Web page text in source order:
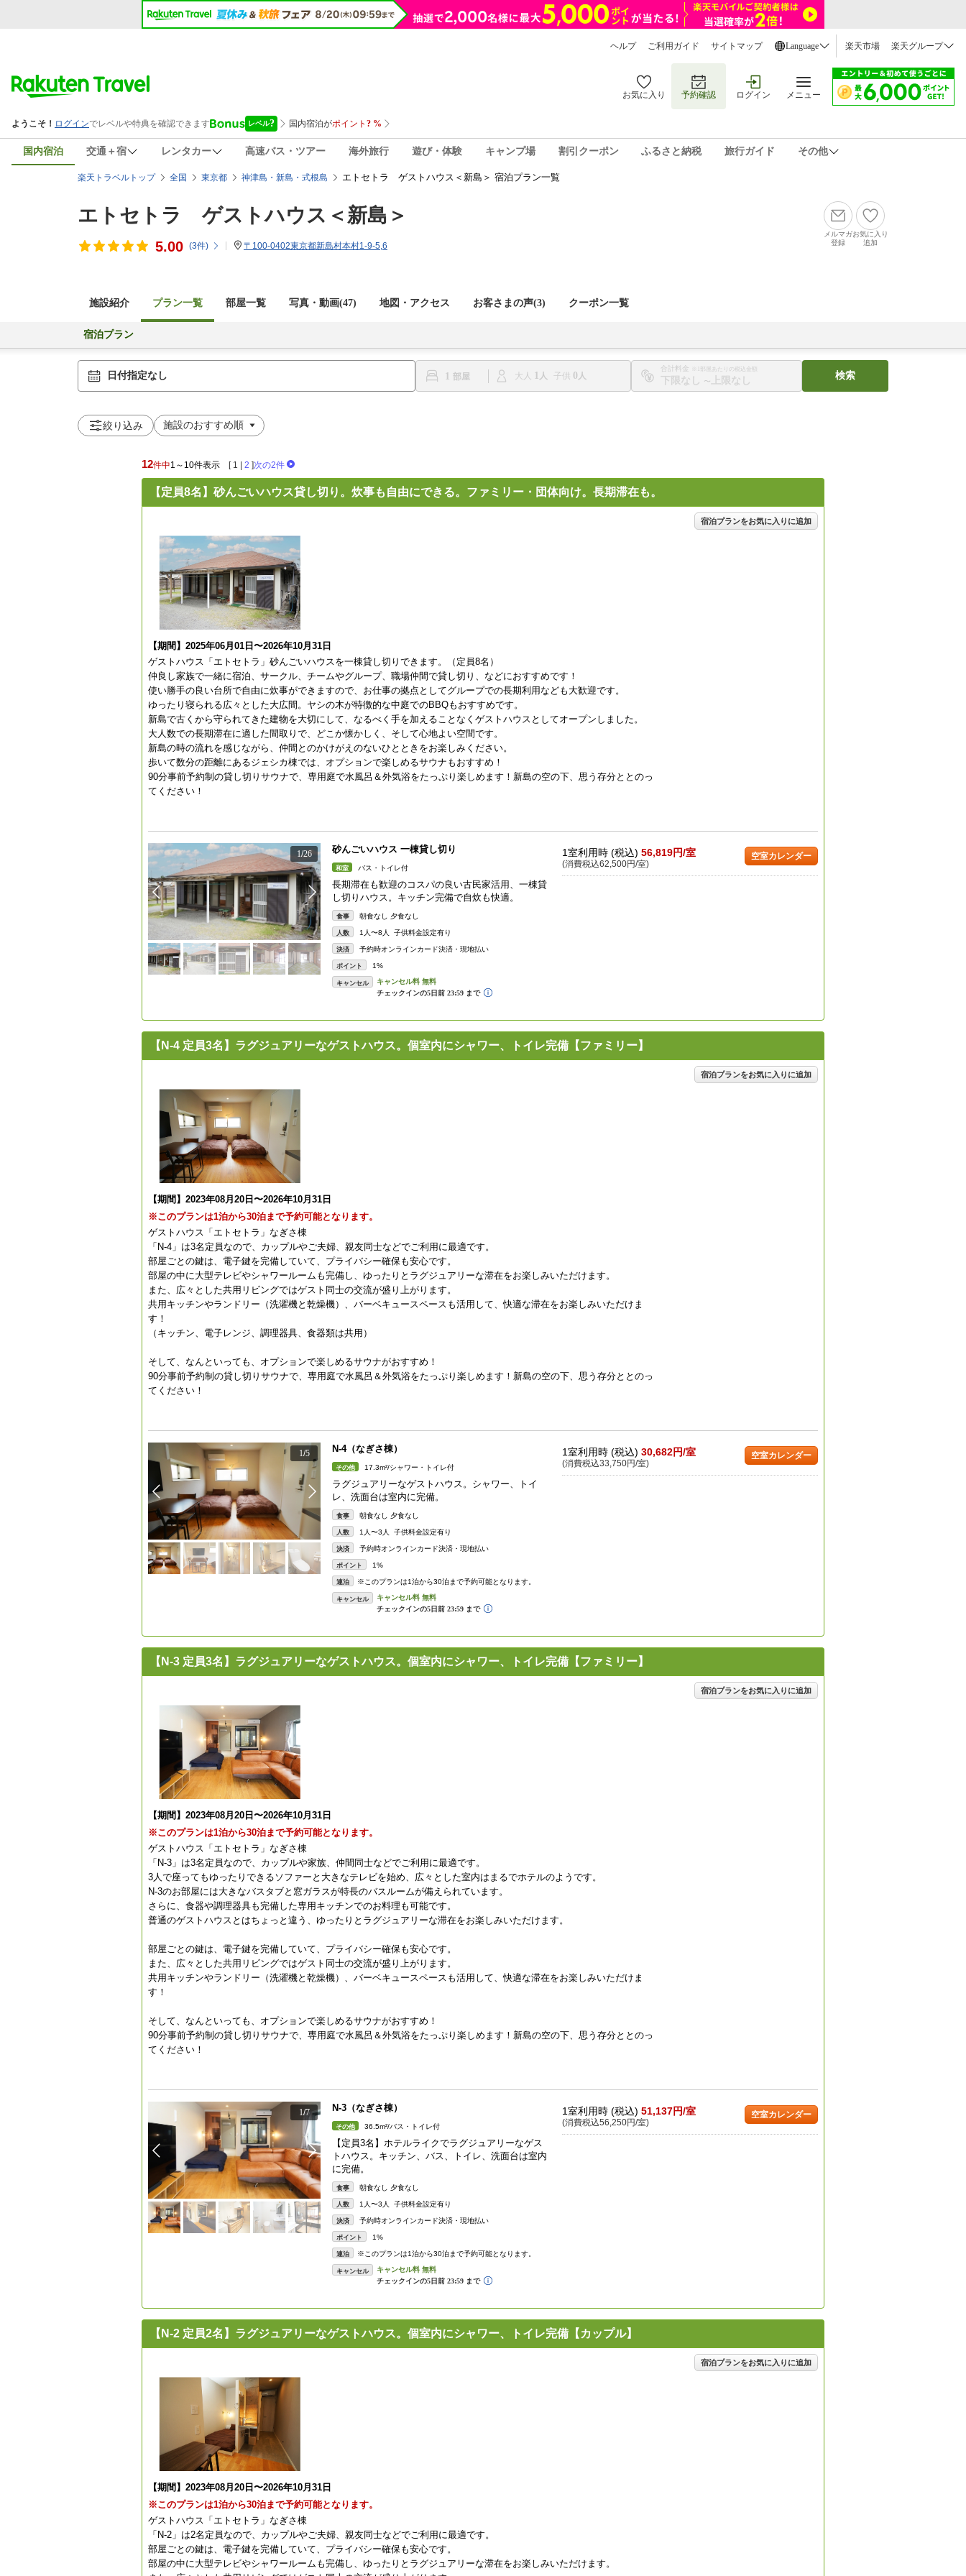
ヘルプ ご利用ガイド サイトマップ Language 楽天市場 楽天グループ
お気に入り 予約確認 ログイン メニュー
国内宿泊 交通＋宿 レンタカー 高速バス・ツアー 海外旅行 遊び・体験 キャンプ場 割引クーポン ふるさと納税 旅行ガイド その他
楽天トラベルトップ 全国 東京都 神津島・新島・式根島 エトセトラ ゲストハウス＜新島＞ 宿泊プラン一覧
エトセトラ ゲストハウス＜新島＞
5.00 (3件) 〒100-0402東京都新島村本村1-9-5,6
メルマガ
登録
お気に入り
追加
施設紹介 プラン一覧 部屋一覧 写真・動画(47) 地図・アクセス お客さまの声(3) クーポン一覧
宿泊プラン
日付指定なし 1 大人 1 子供 0
合計料金 ※1部屋あたりの税込金額
〜
検索
絞り込み
12件中1～10件表示 [ 1 2 ]次の2件
【定員8名】砂んごいハウス貸し切り。炊事も自由にできる。ファミリー・団体向け。長期滞在も。
宿泊プランをお気に入りに追加
【期間】2025年06月01日〜2026年10月31日
ゲストハウス「エトセトラ」砂んごいハウスを一棟貸し切りできます。（定員8名）
仲良し家族で一緒に宿泊、サークル、チームやグループ、職場仲間で貸し切り、などにおすすめです！
使い勝手の良い台所で自由に炊事ができますので、お仕事の拠点としてグループでの長期利用なども大歓迎です。
ゆったり寝られる広々とした大広間。ヤシの木が特徴的な中庭でのBBQもおすすめです。
新島で古くから守られてきた建物を大切にして、なるべく手を加えることなくゲストハウスとしてオープンしました。
大人数での長期滞在に適した間取りで、どこか懐かしく、そして心地よい空間です。
新島の時の流れを感じながら、仲間とのかけがえのないひとときをお楽しみください。
歩いて数分の距離にあるジェシカ棟では、オプションで楽しめるサウナもおすすめ！
90分事前予約制の貸し切りサウナで、専用庭で水風呂＆外気浴をたっぷり楽しめます！新島の空の下、思う存分ととのっ
てください！
1/26 砂んごいハウス 一棟貸し切り
和室 バス・トイレ付
長期滞在も歓迎のコスパの良い古民家活用、一棟貸
し切りハウス。キッチン完備で自炊も快適。
食事 朝食なし 夕食なし
人数 1人〜8人 子供料金設定有り
決済 予約時オンラインカード決済・現地払い
ポイント 1%
キャンセル
1室利用時 (税込) 56,819円/室
(消費税込62,500円/室)
空室カレンダー
【N-4 定員3名】ラグジュアリーなゲストハウス。個室内にシャワー、トイレ完備【ファミリー】
宿泊プランをお気に入りに追加
【期間】2023年08月20日〜2026年10月31日
※このプランは1泊から30泊まで予約可能となります。
ゲストハウス「エトセトラ」なぎさ棟
「N-4」は3名定員なので、カップルやご夫婦、親友同士などでご利用に最適です。
部屋ごとの鍵は、電子鍵を完備していて、プライバシー確保も安心です。
部屋の中に大型テレビやシャワールームも完備し、ゆったりとラグジュアリーな滞在をお楽しみいただけます。
また、広々とした共用リビングではゲスト同士の交流が盛り上がります。
共用キッチンやランドリー（洗濯機と乾燥機）、バーベキュースペースも活用して、快適な滞在をお楽しみいただけま
す！
（キッチン、電子レンジ、調理器具、食器類は共用）
そして、なんといっても、オプションで楽しめるサウナがおすすめ！
90分事前予約制の貸し切りサウナで、専用庭で水風呂＆外気浴をたっぷり楽しめます！新島の空の下、思う存分ととのっ
てください！
1/5 N-4（なぎさ棟）
その他 17.3m²/シャワー・トイレ付
ラグジュアリーなゲストハウス。シャワー、トイ
レ、洗面台は室内に完備。
食事 朝食なし 夕食なし
人数 1人〜3人 子供料金設定有り
決済 予約時オンラインカード決済・現地払い
ポイント 1%
連泊 ※このプランは1泊から30泊まで予約可能となります。
キャンセル
1室利用時 (税込) 30,682円/室
(消費税込33,750円/室)
空室カレンダー
【N-3 定員3名】ラグジュアリーなゲストハウス。個室内にシャワー、トイレ完備【ファミリー】
宿泊プランをお気に入りに追加
【期間】2023年08月20日〜2026年10月31日
※このプランは1泊から30泊まで予約可能となります。
ゲストハウス「エトセトラ」なぎさ棟
「N-3」は3名定員なので、カップルや家族、仲間同士などでご利用に最適です。
3人で座ってもゆったりできるソファーと大きなテレビを始め、広々とした室内はまるでホテルのようです。
N-3のお部屋には大きなバスタブと窓ガラスが特長のバスルームが備えられています。
さらに、食器や調理器具も完備した専用キッチンでのお料理も可能です。
普通のゲストハウスとはちょっと違う、ゆったりとラグジュアリーな滞在をお楽しみいただけます。
部屋ごとの鍵は、電子鍵を完備していて、プライバシー確保も安心です。
また、広々とした共用リビングではゲスト同士の交流が盛り上がります。
共用キッチンやランドリー（洗濯機と乾燥機）、バーベキュースペースも活用して、快適な滞在をお楽しみいただけま
す！
そして、なんといっても、オプションで楽しめるサウナがおすすめ！
90分事前予約制の貸し切りサウナで、専用庭で水風呂＆外気浴をたっぷり楽しめます！新島の空の下、思う存分ととのっ
てください！
1/7 N-3（なぎさ棟）
その他 36.5m²/バス・トイレ付
【定員3名】ホテルライクでラグジュアリーなゲス
トハウス。キッチン、バス、トイレ、洗面台は室内
に完備。
食事 朝食なし 夕食なし
人数 1人〜3人 子供料金設定有り
決済 予約時オンラインカード決済・現地払い
ポイント 1%
連泊 ※このプランは1泊から30泊まで予約可能となります。
キャンセル
1室利用時 (税込) 51,137円/室
(消費税込56,250円/室)
空室カレンダー
【N-2 定員2名】ラグジュアリーなゲストハウス。個室内にシャワー、トイレ完備【カップル】
宿泊プランをお気に入りに追加
【期間】2023年08月20日〜2026年10月31日
※このプランは1泊から30泊まで予約可能となります。
ゲストハウス「エトセトラ」なぎさ棟
「N-2」は2名定員なので、カップルやご夫婦、親友同士などでご利用に最適です。
部屋ごとの鍵は、電子鍵を完備していて、プライバシー確保も安心です。
部屋の中に大型テレビやシャワールームも完備し、ゆったりとラグジュアリーな滞在をお楽しみいただけます。